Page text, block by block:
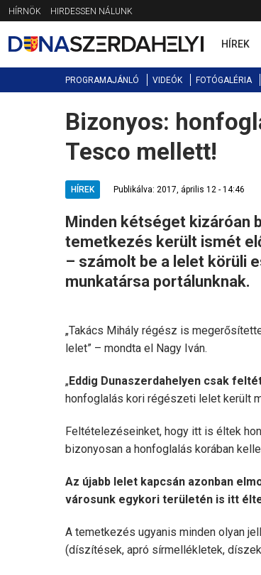
Jump
to
navigation
HÍRNÖK HIRDESSEN NÁLUNK
HÍREK
PROGRAMAJÁNLÓ VIDEÓK FOTÓGALÉRIA
Back
to
top
Bizonyos:
Tesco mellett!
HÍREK Publikálva: 2017, április 12 - 14:46
Minden kétséget kizáróan
temetkezés került ismét
– számolt be a lelet körüli
munkatársa portálunknak.
„Takács Mihály régész is
lelet” – mondta el Nagy Iván.
„Eddig Dunaszerdahelyen csak
honfoglalás kori régészeti lelet került
Feltételezéseinket, hogy itt is éltek
bizonyosan a honfoglalás korában
Az újabb lelet kapcsán azonban
városunk egykori területén is itt
A temetkezés ugyanis minden olyan
(díszítések, apró sírmellékletek,